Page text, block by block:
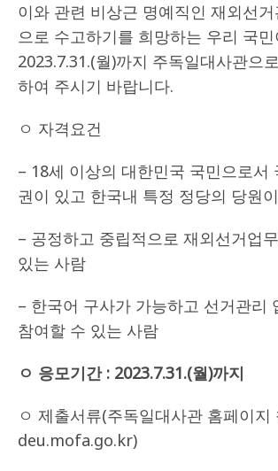
이와 관련 비상근 명예직인 재외선
으로 수고하기를 희망하는 우리 국
2023.7.31.(월)까지 주독일대사관으
하여 주시기 바랍니다.
ㅇ 자격요건
– 18세 이상의 대한민국 국민으로서
권이 있고 한국내 특정 정당의 당원
– 공정하고 중립적으로 재외선거업
있는 사람
– 한국어 구사가 가능하고 선거관리
참여할 수 있는 사람
ㅇ 응모기간 : 2023.7.31.(월)까지
ㅇ 제출서류(주독일대사관 홈페이지
deu.mofa.go.kr)